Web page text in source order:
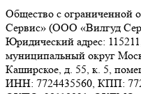
Общество с ограниченной
Сервис» (ООО «Вилгуд
Юридический адрес:
муниципальный округ
Каширское, д. 55, к. 5,
ИНН: 7724435560, КПП: